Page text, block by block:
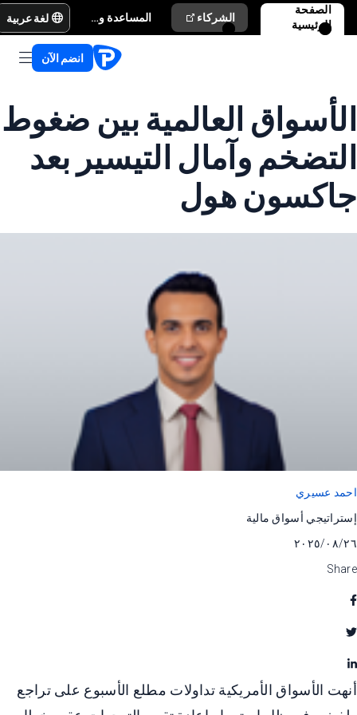
الصفحة
الرئيسية
الشركاء المساعدة والدعم لغة عربية
انضم الآن
الأسواق العالمية بين ضغوط
التضخم وآمال التيسير بعد
جاكسون هول
احمد عسيري
إستراتيجي أسواق مالية
٢٦‏/٠٨‏/٢٠٢٥
Share
أنهت الأسواق الأمريكية تداولات مطلع الأسبوع على تراجع